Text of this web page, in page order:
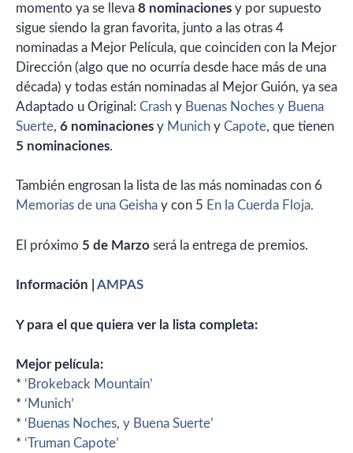
momento ya se lleva 8 nominaciones y por supuesto
sigue siendo la gran favorita, junto a las otras 4
nominadas a Mejor Película, que coinciden con la Mejor
Dirección (algo que no ocurría desde hace más de una
década) y todas están nominadas al Mejor Guión, ya sea
Adaptado u Original: Crash y Buenas Noches y Buena
Suerte, 6 nominaciones y Munich y Capote, que tienen
5 nominaciones.
También engrosan la lista de las más nominadas con 6
Memorias de una Geisha y con 5 En la Cuerda Floja.
El próximo 5 de Marzo será la entrega de premios.
Información | AMPAS
Y para el que quiera ver la lista completa:
Mejor película:
* ‘Brokeback Mountain’
* ‘Munich’
* ‘Buenas Noches, y Buena Suerte’
* ‘Truman Capote’